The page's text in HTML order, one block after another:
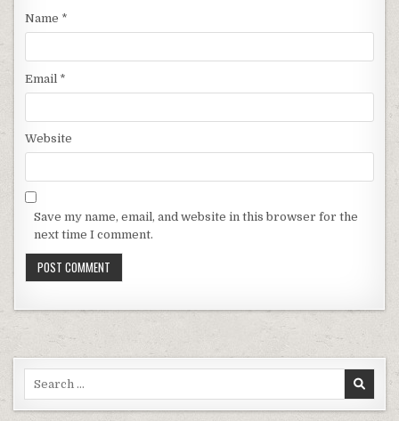
Name *
Email *
Website
Save my name, email, and website in this browser for the
next time I comment.